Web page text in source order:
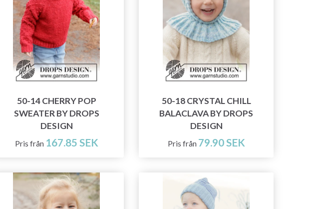
50-14 CHERRY POP
SWEATER BY DROPS
DESIGN
Pris från 167.85 SEK
50-18 CRYSTAL CHILL
BALACLAVA BY DROPS
DESIGN
Pris från 79.90 SEK